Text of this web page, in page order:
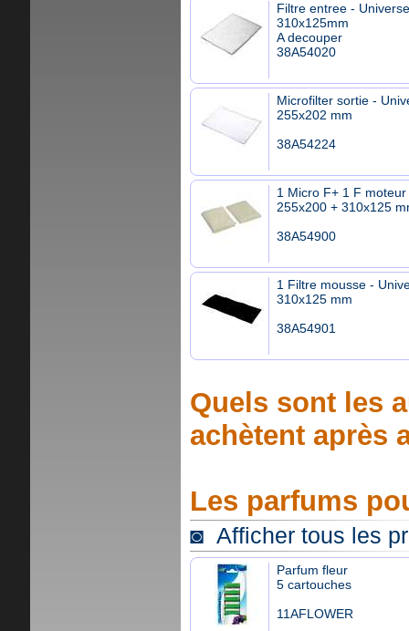
Filtre entree -
310x125mm
A decouper
38A54020
Microfilter sortie -
255x202 mm
38A54224
1 Micro F+ 1 F
255x200 + 310x125
38A54900
1 Filtre mousse -
310x125 mm
38A54901
Quels sont les
achètent après
Les parfums
◙ Afficher tous les
Parfum fleur
5 cartouches
11AFLOWER